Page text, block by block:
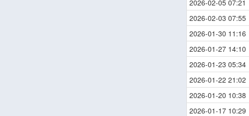
2026-02-05 07:21
2026-02-03 07:55
2026-01-30 11:16
2026-01-27 14:10
2026-01-23 05:34
2026-01-22 21:02
2026-01-20 10:38
2026-01-17 10:29